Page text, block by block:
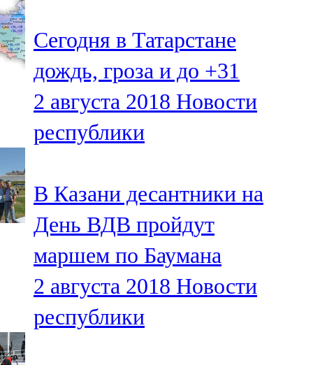
102,1 FM
Мамадыш
106,2 FM
Минзәлә
Мөслим
100,0 FM
Нурлат
104,7 FM
Олы Әтнә
Сегодня в Татарстане
дождь, гроза и до +31
2 августа 2018 Новости
республики
В Казани десантники на
День ВДВ пройдут
маршем по Баумана
2 августа 2018 Новости
республики